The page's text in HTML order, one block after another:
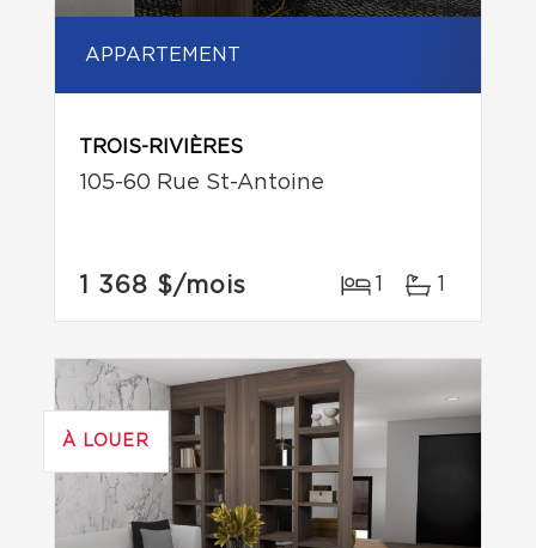
APPARTEMENT
TROIS-RIVIÈRES
105-60 Rue St-Antoine
1 368 $/mois 1 1
À LOUER